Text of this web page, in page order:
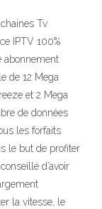
Tv
IPTV 100%
abonnement
de 12 Mega
et 2 Mega
de données
les forfaits
le but de profiter
d’avoir
la vitesse, le